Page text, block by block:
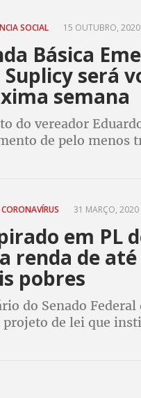
SOCIAL 15 OUTUBRO,
Básica
será
semana
do vereador
de pelo menos
31 MARÇO,
em PL
renda de até
pobres
do Senado
de lei que